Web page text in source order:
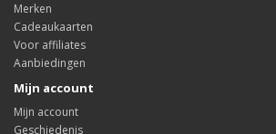
Merken
Cadeaukaarten
Voor affiliates
Aanbiedingen
Mijn account
Mijn account
Geschiedenis